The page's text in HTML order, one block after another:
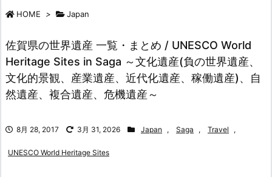
HOME > Japan
佐賀県の世界遺産 一覧・まとめ / UNESCO World
Heritage Sites in Saga ～文化遺産(負の世界遺産、
文化的景観、産業遺産、近代化遺産、稼働遺産)、自
然遺産、複合遺産、危機遺産～
8月 28, 2017 3月 31, 2026 Japan , Saga , Travel ,
UNESCO World Heritage Sites